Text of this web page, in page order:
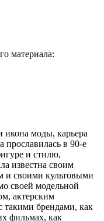
материала:
икона моды, карьера
прославилась в 90-е
и стилю,
известна своим
и своими культовыми
своей модельной
актерским
такими брендами, как
фильмах, как